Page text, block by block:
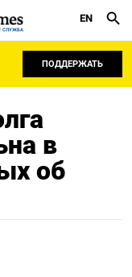
СЛУЖБА
EN
ПОДДЕРЖАТЬ
в
об